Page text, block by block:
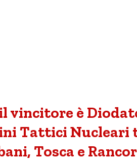
vincitore è
Tattici Nucleari
Tosca e